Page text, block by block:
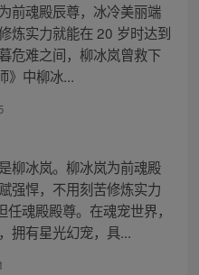
前魂殿辰尊，冰冷美丽端
炼实力就能在 20 岁时达到
危难之间，柳冰岚曾救下
》中柳冰...
柳冰岚。柳冰岚为前魂殿
强悍，不用刻苦修炼实力
魂殿殿尊。在魂宠世界，
拥有星光幻宠，具...